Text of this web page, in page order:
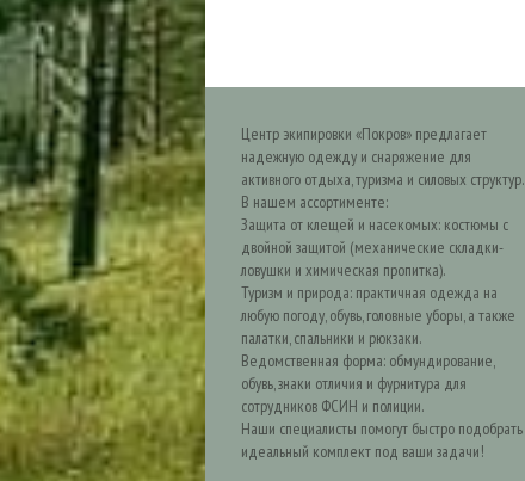
Центр экипировки «Покров» предлагает
надежную одежду и снаряжение для
активного отдыха, туризма и силовых структур.
В нашем ассортименте:
Защита от клещей и насекомых: костюмы с
двойной защитой (механические складки-
ловушки и химическая пропитка).
Туризм и природа: практичная одежда на
любую погоду, обувь, головные уборы, а также
палатки, спальники и рюкзаки.
Ведомственная форма: обмундирование,
обувь, знаки отличия и фурнитура для
сотрудников ФСИН и полиции.
Наши специалисты помогут быстро подобрать
идеальный комплект под ваши задачи!